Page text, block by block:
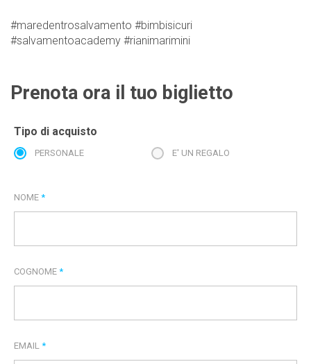
#maredentrosalvamento #bimbisicuri
#salvamentoacademy #rianimarimini
Prenota ora il tuo biglietto
Tipo di acquisto
PERSONALE E' UN REGALO
NOME *
COGNOME *
EMAIL *